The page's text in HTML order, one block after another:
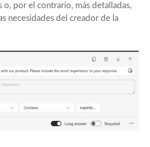
o, por el contrario, más detalladas,
necesidades del creador de la